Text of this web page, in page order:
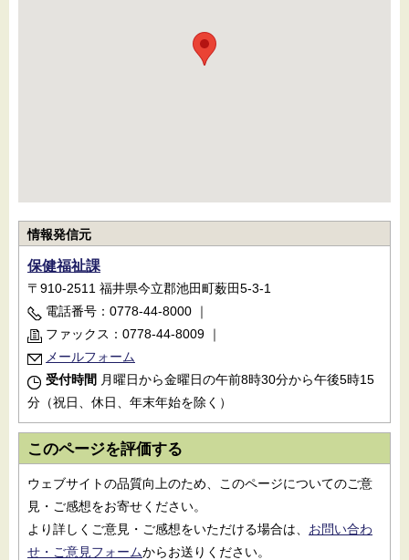
情報発信元
保健福祉課
〒910-2511 福井県今立郡池田町薮田5-3-1
電話番号：0778-44-8000 ｜
ファックス：0778-44-8009 ｜
メールフォーム
受付時間 月曜日から金曜日の午前8時30分から午後5時15
分（祝日、休日、年末年始を除く）
このページを評価する
ウェブサイトの品質向上のため、このページについてのご意
見・ご感想をお寄せください。
より詳しくご意見・ご感想をいただける場合は、 お問い合わ
せ・ご意見フォームからお送りください。